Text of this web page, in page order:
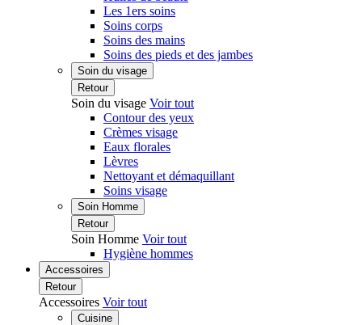
Les 1ers soins
Soins corps
Soins des mains
Soins des pieds et des jambes
Soin du visage
Retour
Soin du visage Voir tout
Contour des yeux
Crèmes visage
Eaux florales
Lèvres
Nettoyant et démaquillant
Soins visage
Soin Homme
Retour
Soin Homme Voir tout
Hygiène hommes
Accessoires
Retour
Accessoires Voir tout
Cuisine